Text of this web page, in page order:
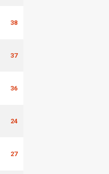
38
37
36
24
27